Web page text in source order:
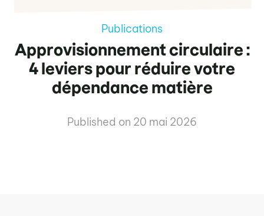
Publications
Approvisionnement circulaire :
4 leviers pour réduire votre
dépendance matière
Published on 20 mai 2026